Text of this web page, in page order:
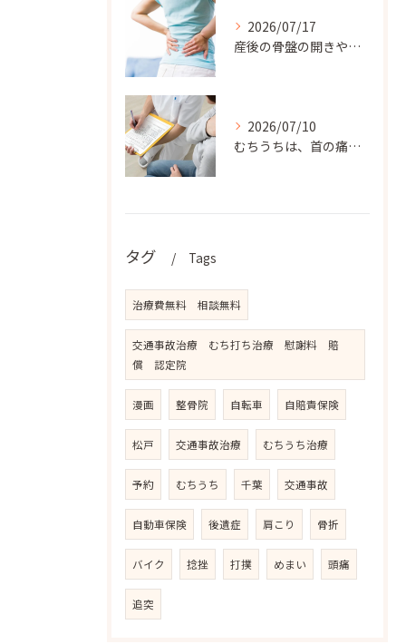
2026/07/17
産後の骨盤の開きや腰の痛みでお悩みのママさんには、松戸新田フ...
2026/07/10
むちうちは、首の痛みだけでなく、肩こり、背中の張り、手のしび...
タグ Tags
治療費無料 相談無料
交通事故治療 むち打ち治療 慰謝料 賠
償 認定院
漫画 整骨院 自転車 自賠責保険
松戸 交通事故治療 むちうち治療
予約 むちうち 千葉 交通事故
自動車保険 後遺症 肩こり 骨折
バイク 捻挫 打撲 めまい 頭痛
追突